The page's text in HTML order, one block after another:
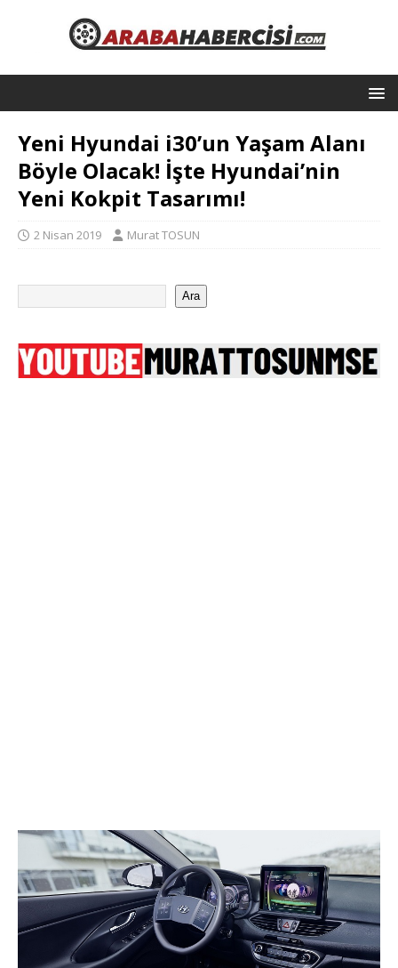
Yeni Hyundai i30’un Yaşam Alanı
Böyle Olacak! İşte Hyundai’nin
Yeni Kokpit Tasarımı!
2 Nisan 2019 Murat TOSUN
Ara